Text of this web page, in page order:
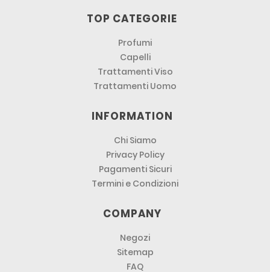
TOP CATEGORIE
Profumi
Capelli
Trattamenti Viso
Trattamenti Uomo
INFORMATION
Chi Siamo
Privacy Policy
Pagamenti Sicuri
Termini e Condizioni
COMPANY
Negozi
Sitemap
FAQ